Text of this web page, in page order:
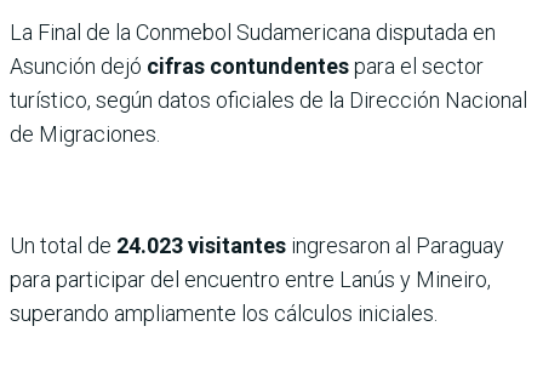
La Final de la Conmebol Sudamericana disputada en
Asunción dejó cifras contundentespara el sector
turístico, según datos oficiales de la Dirección Nacional
de Migraciones.
Un total de 24.023 visitantes ingresaron al Paraguay
para participar del encuentro entre Lanús y Mineiro,
superando ampliamente los cálculos iniciales.